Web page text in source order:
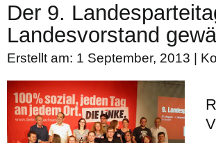
Der 9.
Landesvorstand
Erstellt am: 1 September, 2013 |